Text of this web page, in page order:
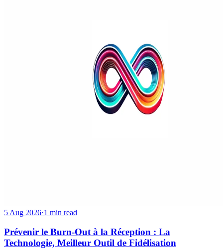
5 Aug 2026·1 min read
Prévenir le Burn-Out à la Réception : La
Technologie, Meilleur Outil de Fidélisation